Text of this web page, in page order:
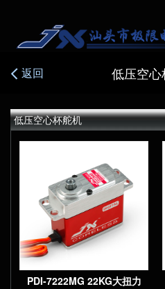
返回 低压空
低压空心杯舵机
PDI-7222MG 22KG大扭力